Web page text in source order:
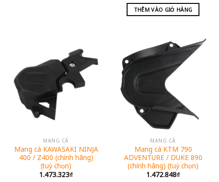
THÊM VÀO GIỎ HÀNG
MANG CÁ
Mang cá KAWASAKI NINJA
400 / Z400 (chính hãng)
(tuỳ chọn)
1.473.323₫
MANG CÁ
Mang cá KTM 790
ADVENTURE / DUKE 890
(chính hãng) (tuỳ chọn)
1.472.848₫